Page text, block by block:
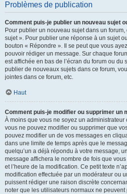
Problèmes de publication
Comment puis-je publier un nouveau sujet
Pour publier un nouveau sujet dans un
sujet ». Pour publier une réponse à un sujet
bouton « Répondre ». Il se peut que vous
pouvoir rédiger un message. Sur chaque
est affichée en bas de l’écran du forum ou du
publier de nouveaux sujets dans ce forum,
jointes dans ce forum, etc.
Haut
Comment puis-je modifier ou supprimer un
À moins que vous ne soyez un
vous ne pouvez modifier ou supprimer que
pouvez modifier un de vos messages en
dans une limite de temps après que le
quelqu’un a déjà répondu à votre message,
message affichera le nombre de fois que
et l’heure de la modification. Ce petit texte
modification effectuée par un modérateur ou
puissent rédiger une raison discrète
noter que les utilisateurs normaux ne